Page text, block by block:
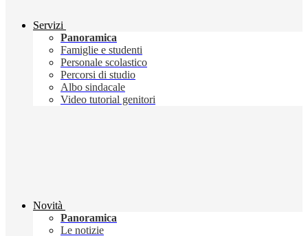
Servizi
Panoramica
Famiglie e studenti
Personale scolastico
Percorsi di studio
Albo sindacale
Video tutorial genitori
Novità
Panoramica
Le notizie